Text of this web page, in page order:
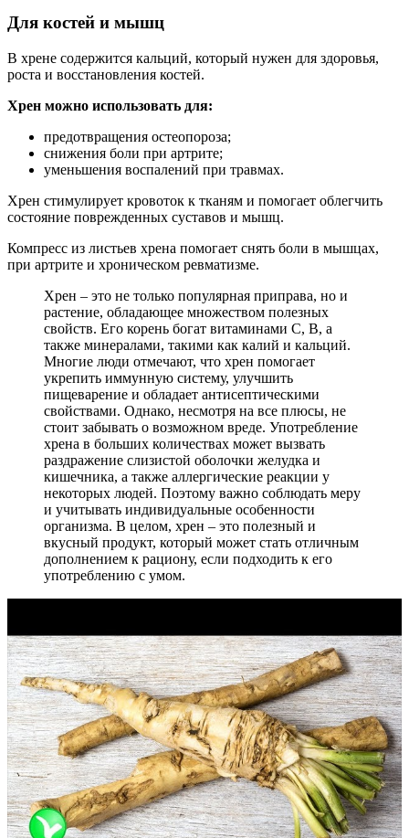
Для костей и мышц
В хрене содержится кальций, который нужен для здоровья,
роста и восстановления костей.
Хрен можно использовать для:
предотвращения остеопороза;
снижения боли при артрите;
уменьшения воспалений при травмах.
Хрен стимулирует кровоток к тканям и помогает облегчить
состояние поврежденных суставов и мышц.
Компресс из листьев хрена помогает снять боли в мышцах,
при артрите и хроническом ревматизме.
Хрен – это не только популярная приправа, но и
растение, обладающее множеством полезных
свойств. Его корень богат витаминами C, B, а
также минералами, такими как калий и кальций.
Многие люди отмечают, что хрен помогает
укрепить иммунную систему, улучшить
пищеварение и обладает антисептическими
свойствами. Однако, несмотря на все плюсы, не
стоит забывать о возможном вреде. Употребление
хрена в больших количествах может вызвать
раздражение слизистой оболочки желудка и
кишечника, а также аллергические реакции у
некоторых людей. Поэтому важно соблюдать меру
и учитывать индивидуальные особенности
организма. В целом, хрен – это полезный и
вкусный продукт, который может стать отличным
дополнением к рациону, если подходить к его
употреблению с умом.